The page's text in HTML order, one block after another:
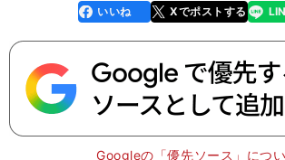
faceboo
k
いいね Xでポストする
line
Googleの「優先ソース」につ